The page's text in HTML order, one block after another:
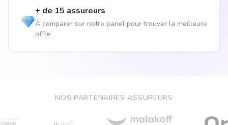
+ de 15 assureurs
À comparer sur notre panel pour trouver la meilleure
offre
NOS PARTENAIRES ASSUREURS